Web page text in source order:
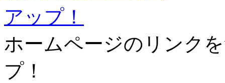
ホームページのリンク
プ！